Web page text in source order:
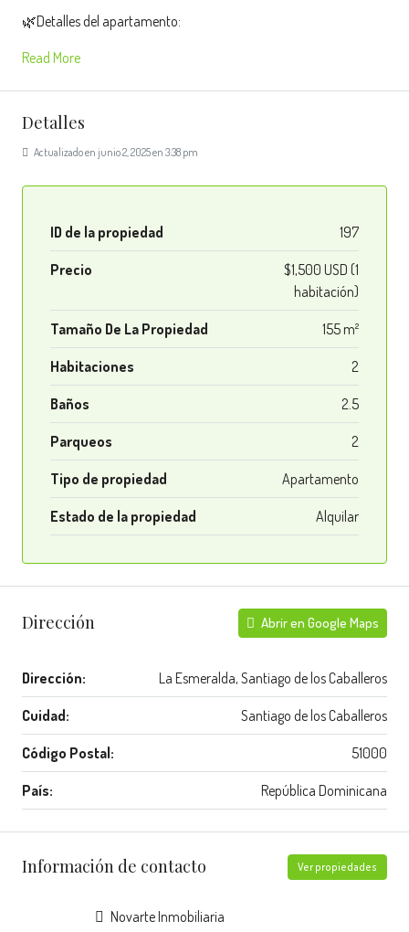
🌿Detalles del apartamento:
Read More
Detalles
Actualizado en junio 2, 2025 en 3:38 pm
ID de la propiedad 197
Precio
$1,500 USD (1
habitación)
Tamaño De La Propiedad 155 m²
Habitaciones 2
Baños 2.5
Parqueos 2
Tipo de propiedad Apartamento
Estado de la propiedad Alquilar
Dirección Abrir en Google Maps
Dirección: La Esmeralda, Santiago de los Caballeros
Cuidad: Santiago de los Caballeros
Código Postal: 51000
País: República Dominicana
Información de contacto Ver propiedades
Novarte Inmobiliaria